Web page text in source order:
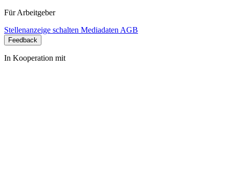
Für Arbeitgeber
Stellenanzeige schalten Mediadaten AGB
Feedback
In Kooperation mit